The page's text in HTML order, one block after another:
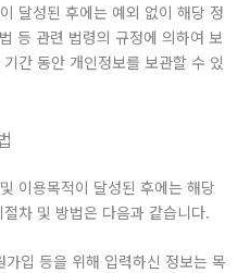
달성된 후에는 예외 없이 해당 정
등 관련 법령의 규정에 의하여 보
간 동안 개인정보를 보관할 수 있
이용목적이 달성된 후에는 해당
차 및 방법은 다음과 같습니다.
입 등을 위해 입력하신 정보는 목